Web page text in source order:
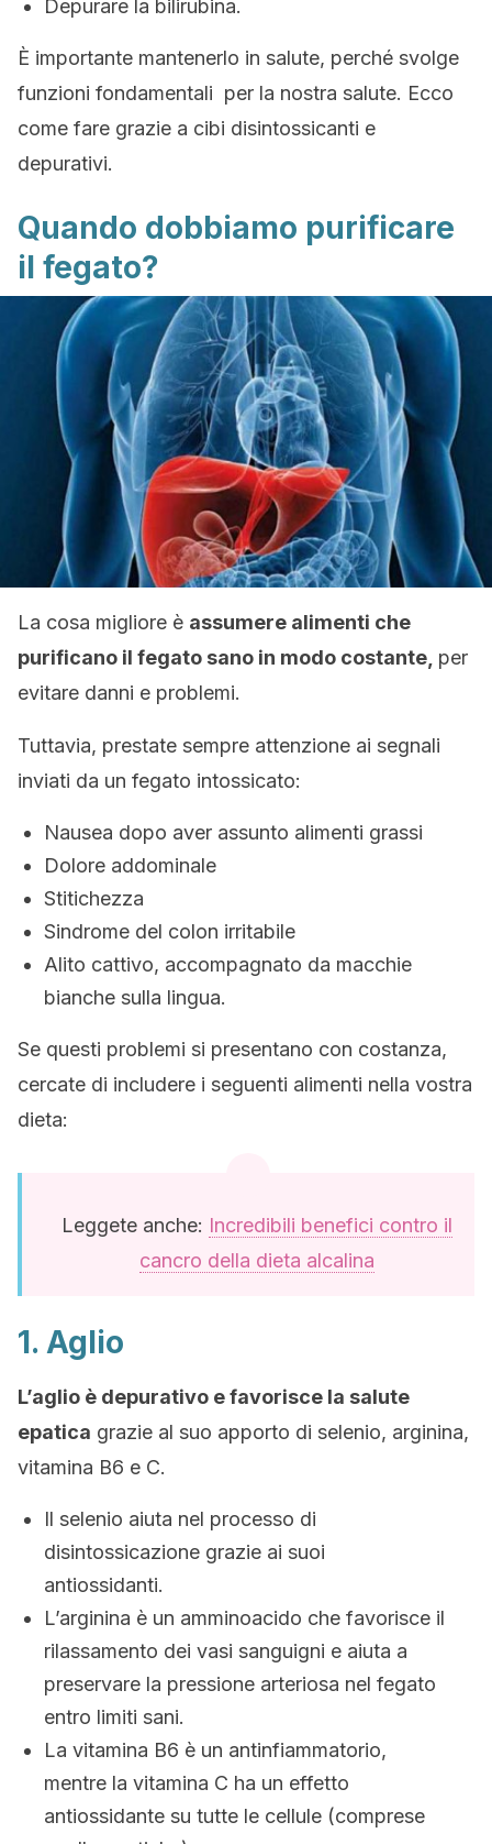
Depurare la bilirubina.
È importante mantenerlo in salute, perché svolge
funzioni fondamentali per la nostra salute. Ecco
come fare grazie a cibi disintossicanti e
depurativi.
Quando dobbiamo purificare
il fegato?
La cosa migliore è assumere alimenti che
purificano il fegato sano in modo costante, per
evitare danni e problemi.
Tuttavia, prestate sempre attenzione ai segnali
inviati da un fegato intossicato:
Nausea dopo aver assunto alimenti grassi
Dolore addominale
Stitichezza
Sindrome del colon irritabile
Alito cattivo, accompagnato da macchie
bianche sulla lingua.
Se questi problemi si presentano con costanza,
cercate di includere i seguenti alimenti nella vostra
dieta:
Leggete anche: Incredibili benefici contro il
cancro della dieta alcalina
1. Aglio
L’aglio è depurativo e favorisce la salute
epatica grazie al suo apporto di selenio, arginina,
vitamina B6 e C.
Il selenio aiuta nel processo di
disintossicazione grazie ai suoi
antiossidanti.
L’arginina è un amminoacido che favorisce il
rilassamento dei vasi sanguigni e aiuta a
preservare la pressione arteriosa nel fegato
entro limiti sani.
La vitamina B6 è un antinfiammatorio,
mentre la vitamina C ha un effetto
antiossidante su tutte le cellule (comprese